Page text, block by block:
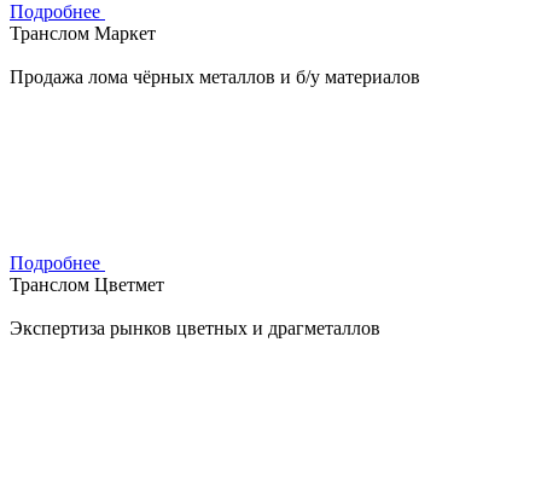
Подробнее
Транслом Маркет
Продажа лома чёрных металлов и б/у материалов
Подробнее
Транслом Цветмет
Экспертиза рынков цветных и драгметаллов